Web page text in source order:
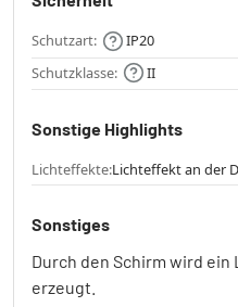
Schutzart:
IP20
Schutzklasse:
II
Sonstige Highlights
Lichteffekte:Lichteffekt an der
Sonstiges
Durch den Schirm wird
erzeugt.